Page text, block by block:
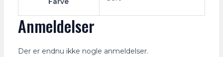
Anmeldelser
Der er endnu ikke nogle anmeldelser.